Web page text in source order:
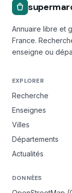
Annuaire libre et
France.
enseigne ou
EXPLORER
Recherche
Enseignes
Villes
Départements
Actualités
DONNÉES